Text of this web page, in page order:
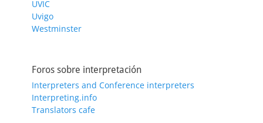
UVIC
Uvigo
Westminster
Foros sobre interpretación
Interpreters and Conference interpreters
Interpreting.info
Translators cafe